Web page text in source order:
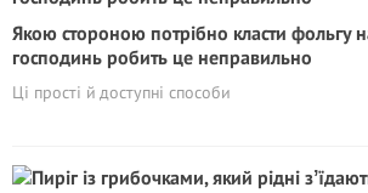
Якою стороною потрібно класти фольгу
господинь робить це неправильно
Ці прості й доступні способи